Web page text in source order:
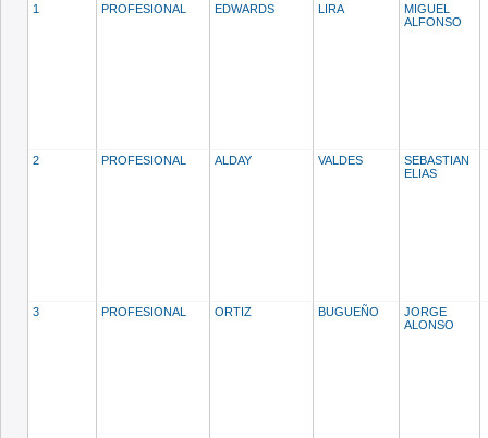
1 PROFESIONAL EDWARDS LIRA
MIGUEL
ALFONSO
2 PROFESIONAL ALDAY VALDES
SEBASTIAN
ELIAS
3 PROFESIONAL ORTIZ BUGUEÑO
JORGE
ALONSO